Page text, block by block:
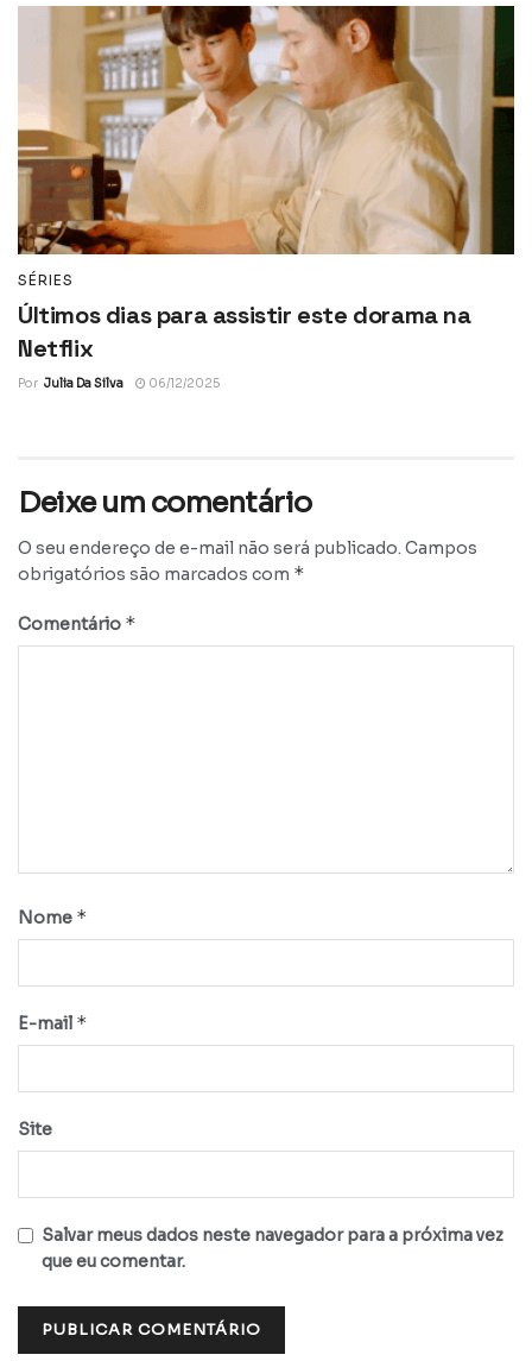
SÉRIES
Últimos dias para assistir este dorama na
Netflix
Por Julia Da Silva 06/12/2025
Deixe um comentário
O seu endereço de e-mail não será publicado. Campos
obrigatórios são marcados com *
Comentário *
Nome *
E-mail *
Site
Salvar meus dados neste navegador para a próxima vez
que eu comentar.